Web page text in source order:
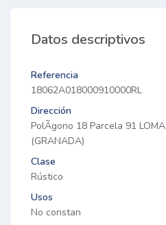
Datos descriptivos
Referencia
18062A018000910000RL
Dirección
PolÃ­gono 18 Parcela 91 LOMA
(GRANADA)
Clase
Rústico
Usos
No constan